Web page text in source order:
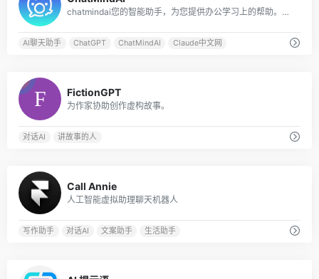
chatmindai您的智能助手，为您提供办公学习上的帮助。我们的AI助手基于GPT大语言模型实现，支持文件输入、语音输入等多模态交互方式，为您解决各种问题。立即尝试，提高60%学习效率！拥有GPT3.5，GPT4.0，Claude，Claude 100k等多种模型，多种角色扮演，更好的UI体验。claude中文网
AI聊天助手 ChatGPT ChatMindAI Claude中文网
FictionGPT
为作家协助创作虚构故事。
对话AI 讲故事的人
Call Annie
人工智能虚拟助理聊天机器人
写作助手 对话AI 文案助手 生活助手